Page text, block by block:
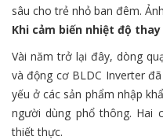
sâu cho trẻ nhỏ ban đêm.
Khi cảm biến nhiệt độ
Vài năm trở lại đây, dòng
và động cơ BLDC Inverter
yếu ở các sản phẩm nhập
người dùng phổ thông. Hai
thiết thực.